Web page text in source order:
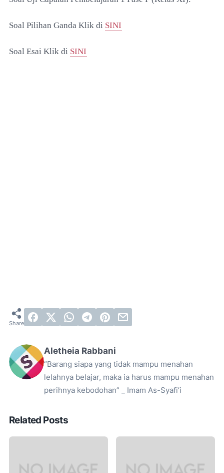
Soal Pilihan Ganda Klik di SINI
Soal Esai Klik di SINI
Aletheia Rabbani
“Barang siapa yang tidak mampu menahan
lelahnya belajar, maka ia harus mampu menahan
perihnya kebodohan” _ Imam As-Syafi’i
Related Posts